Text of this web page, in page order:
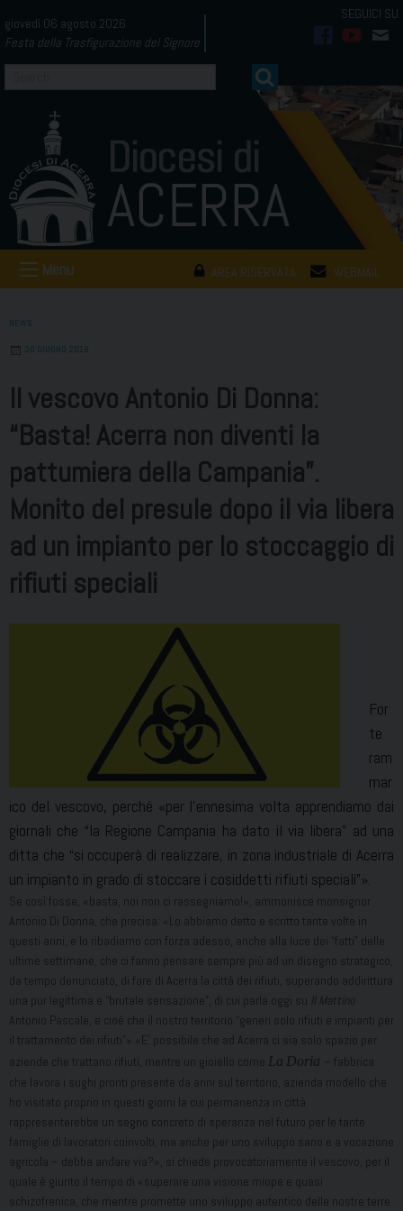
to
content
giovedì 06 agosto 2026
Festa della Trasfigurazione del Signore
AREA RISERVATA WEBMAIL
Menu
NEWS
30 GIUGNO 2018
Il vescovo Antonio Di Donna:
“Basta! Acerra non diventi la
pattumiera della Campania”.
Monito del presule dopo il via libera
ad un impianto per lo stoccaggio di
rifiuti speciali
For
te
ram
mar
ico del vescovo, perché «per l’ennesima volta apprendiamo dai
giornali che “la Regione Campania ha dato il via libera” ad una
ditta che “si occuperà di realizzare, in zona industriale di Acerra
un impianto in grado di stoccare i cosiddetti rifiuti speciali”».
Se così fosse, «basta, noi non ci rassegniamo!», ammonisce monsignor
Antonio Di Donna, che precisa: «Lo abbiamo detto e scritto tante volte in
questi anni, e lo ribadiamo con forza adesso, anche alla luce dei “fatti” delle
ultime settimane, che ci fanno pensare sempre più ad un disegno strategico,
da tempo denunciato, di fare di Acerra la città dei rifiuti, superando addirittura
una pur legittima e “brutale sensazione”, di cui parla oggi su Il Mattino
Antonio Pascale, e cioè che il nostro territorio “generi solo rifiuti e impianti per
il trattamento dei rifiuti”».«E’ possibile che ad Acerra ci sia solo spazio per
aziende che trattano rifiuti, mentre un gioiello come La Doria
– fabbrica
che lavora i sughi pronti presente da anni sul territorio, azienda modello che
ho visitato proprio in questi giorni la cui permanenza in città
rappresenterebbe un segno concreto di speranza nel futuro per le tante
famiglie di lavoratori coinvolti, ma anche per uno sviluppo sano e a vocazione
agricola – debba andare via?», si chiede provocatoriamente il vescovo, per il
quale è giunto il tempo di «superare una visione miope e quasi
schizofrenica, che mentre promette uno sviluppo autentico delle nostre terre